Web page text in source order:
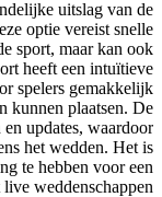
uitslag van de
optie vereist snelle
sport, maar kan ook
heeft een intuïtieve
spelers gemakkelijk
kunnen plaatsen. De
updates, waardoor
het wedden. Het is
te hebben voor een
weddenschappen.